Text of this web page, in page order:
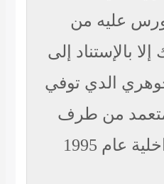
عليه من
بالإستناد إلى
الدي توفي
من طرف